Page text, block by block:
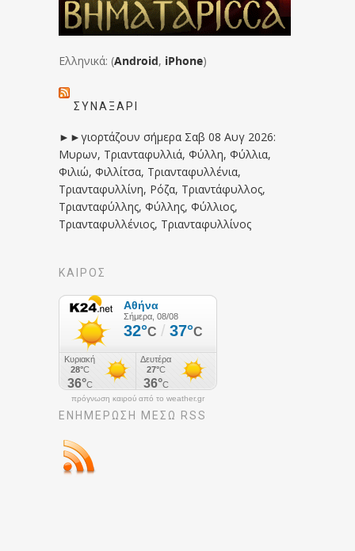
Ελληνικά: (Android, iPhone)
ΣΥΝΑΞΆΡΙ
►►γιορτάζουν σήμερα Σαβ 08 Αυγ 2026:
Μυρων, Τριανταφυλλιά, Φύλλη, Φύλλια,
Φιλιώ, Φιλλίτσα, Τριανταφυλλένια,
Τριανταφυλλίνη, Ρόζα, Τριαντάφυλλος,
Τριανταφύλλης, Φύλλης, Φύλλιος,
Τριανταφυλλένιος, Τριανταφυλλίνος
ΚΑΙΡΟΣ
πρόγνωση καιρού από το weather.gr
ΕΝΗΜΈΡΩΣΉ ΜΕΣΩ RSS